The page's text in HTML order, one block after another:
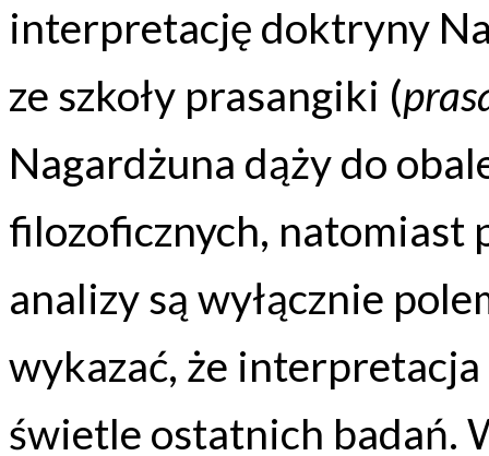
interpretację doktryny
ze szkoły prasangiki (
Nagardżuna dąży do
filozoficznych, natomiast
analizy są wyłącznie
wykazać, że
świetle ostatnich badań.